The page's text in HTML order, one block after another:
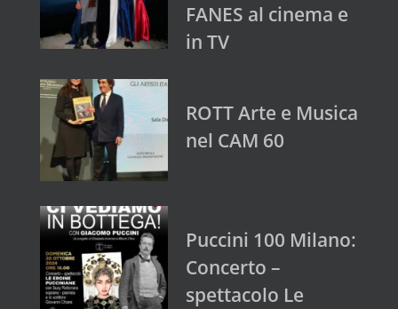
FANES al cinema e
in TV
ROTT Arte e Musica
nel CAM 60
Puccini 100 Milano:
Concerto –
spettacolo Le